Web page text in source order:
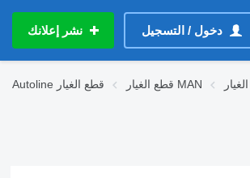
دخول / التسجيل نشر إعلانك
Autoline قطع الغيار قطع الغيار MAN